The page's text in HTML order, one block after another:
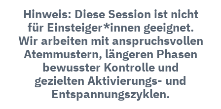
Hinweis: Diese Session ist nicht
für Einsteiger*innen geeignet.
Wir arbeiten mit anspruchsvollen
Atemmustern, längeren Phasen
bewusster Kontrolle und
gezielten Aktivierungs- und
Entspannungszyklen.